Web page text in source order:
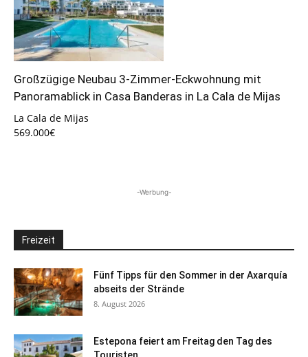
Großzügige Neubau 3-Zimmer-Eckwohnung mit
Panoramablick in Casa Banderas in La Cala de Mijas
La Cala de Mijas
569.000€
-Werbung-
Freizeit
Fünf Tipps für den Sommer in der Axarquía
abseits der Strände
8. August 2026
Estepona feiert am Freitag den Tag des